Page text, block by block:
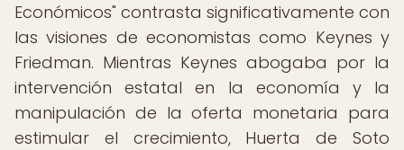
Económicos" contrasta significativamente con
las visiones de economistas como Keynes y
Friedman. Mientras Keynes abogaba por la
intervención estatal en la economía y la
manipulación de la oferta monetaria para
estimular el crecimiento, Huerta de Soto